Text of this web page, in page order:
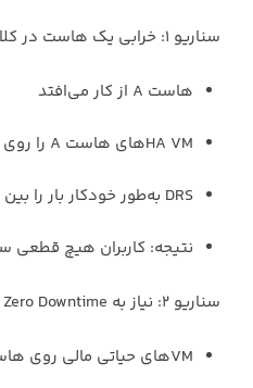
سناریو ۱: خرابی یک هاست در کلاستر ۳ هاستی
هاست A از کار می‌افتد
HA VMهای هاست A را روی هاست B و C ریستارت می‌کند
DRS به‌طور خودکار بار را بین هاست B و C توزیع می‌کند
نتیجه: کاربران هیچ
سناریو ۲: نیاز به Zero Downtime با vSphere FT
VMهای حیاتی مالی روی هاست A فعال هستند